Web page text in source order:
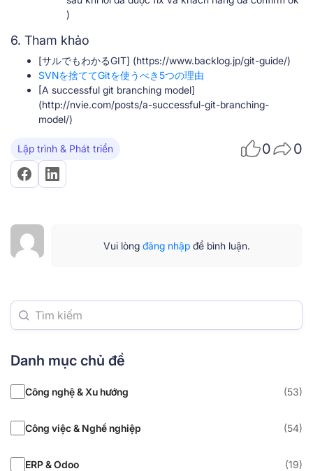
)
6. Tham khảo
[サルでもわかるGIT] (https://www.backlog.jp/git-guide/)
SVNを捨ててGitを使うべき5つの理由
[A successful git branching model]
(http://nvie.com/posts/a-successful-git-branching-
model/)
Lập trình & Phát triển 0 0
Vui lòng đăng nhập để bình luận.
Danh mục chủ đề
Công nghệ & Xu hướng (53)
Công việc & Nghề nghiệp (54)
ERP & Odoo (19)